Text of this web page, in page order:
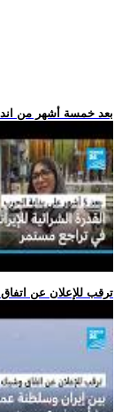
.. بعد خمسة أشهر من
.. ترقب للإعلان عن